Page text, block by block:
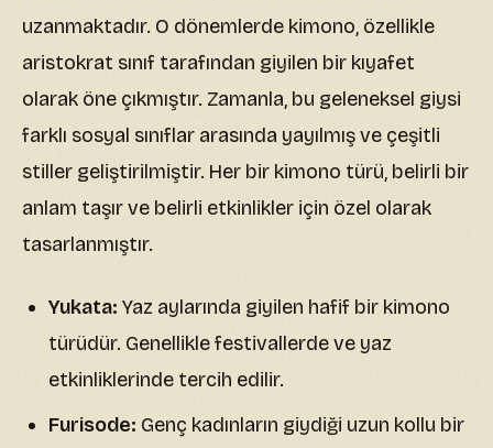
uzanmaktadır. O dönemlerde kimono, özellikle
aristokrat sınıf tarafından giyilen bir kıyafet
olarak öne çıkmıştır. Zamanla, bu geleneksel giysi
farklı sosyal sınıflar arasında yayılmış ve çeşitli
stiller geliştirilmiştir. Her bir kimono türü, belirli bir
anlam taşır ve belirli etkinlikler için özel olarak
tasarlanmıştır.
Yukata: Yaz aylarında giyilen hafif bir kimono
türüdür. Genellikle festivallerde ve yaz
etkinliklerinde tercih edilir.
Furisode: Genç kadınların giydiği uzun kollu bir